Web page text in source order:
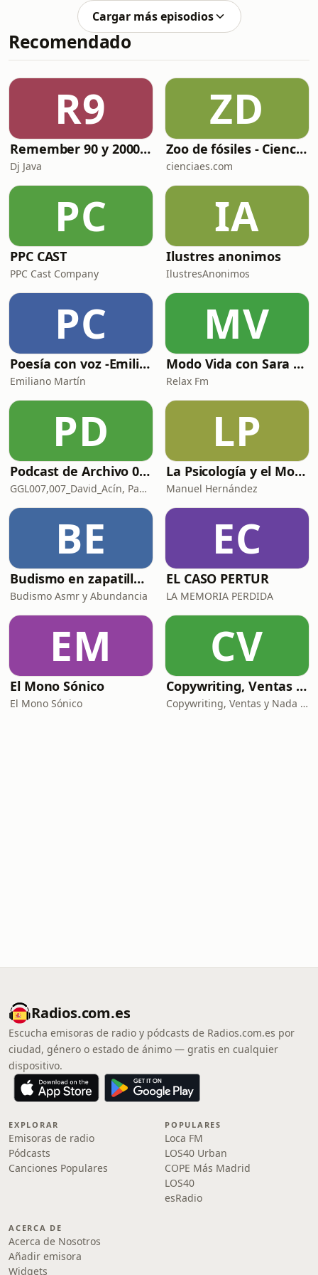
grano de mostaza que un hombre
sembró en su campo. 13,32 En
realidad, esta es la más pequeña de
las semillas, pero cuando crece es la
convierte en un arbusto, de tal
manera que los pájaros del cielo van
a cobijarse en su
Cargar más episodios
Recomendado
R9
Remember 90 y 2000 en PLAY WITH ME by Dj Java
Dj Java
ZD
Zoo de fósiles - Cienciaes.com
cienciaes.com
PC
PPC CAST
PPC Cast Company
IA
Ilustres anonimos
IlustresAnonimos
PC
Poesía con voz -Emiliano Martín- Podcasts
Emiliano Martín
MV
Modo Vida con Sara Manzaneque
Relax Fm
PD
Podcast de Archivo 007
GGL007,007_David_Acín, Pablo_Ortega, 58, AlbertoBond y Claalc
LP
La Psicología y el Modelo Parcuve®
Manuel Hernández
BE
Budismo en zapatillas, El budismo sin sermones
Budismo Asmr y Abundancia
EC
EL CASO PERTUR
LA MEMORIA PERDIDA
EM
El Mono Sónico
El Mono Sónico
CV
Copywriting, Ventas y Nada que perder
Copywriting, Ventas y Nada que Perder
Radios.com.es
Escucha emisoras de radio y pódcasts de Radios.com.es por
ciudad, género o estado de ánimo — gratis en cualquier
dispositivo.
EXPLORAR
Emisoras de radio
Pódcasts
Canciones Populares
POPULARES
Loca FM
LOS40 Urban
COPE Más Madrid
LOS40
esRadio
ACERCA DE
Acerca de Nosotros
Añadir emisora
Widgets